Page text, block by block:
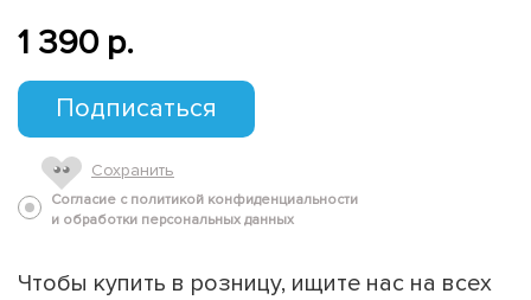
1 390 p.
Подписаться
Сохранить
Согласие с политикой конфиденциальности
и обработки персональных данных
Чтобы купить в розницу, ищите нас на всех